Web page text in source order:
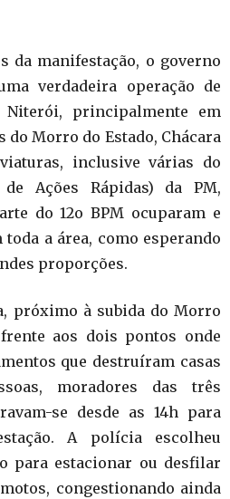
da manifestação, o governo
verdadeira operação de
principalmente em
do Morro do Estado, Chácara
inclusive várias do
Ações Rápidas) da PM,
do 12o BPM ocuparam e
a área, como esperando
proporções.
próximo à subida do Morro
aos dois pontos onde
que destruíram casas
moradores das três
se desde as 14h para
A polícia escolheu
para estacionar ou desfilar
congestionando ainda